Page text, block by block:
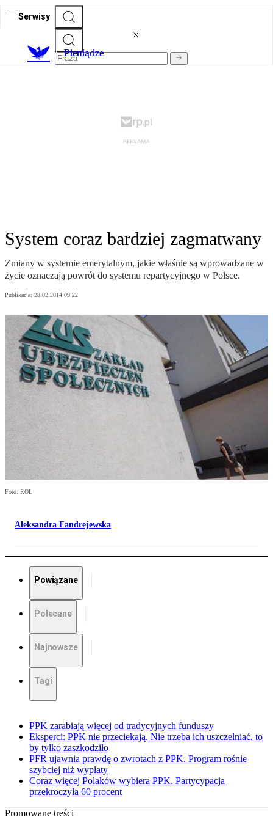
Serwisy
Pieniądze
System coraz bardziej zagmatwany
Zmiany w systemie emerytalnym, jakie właśnie są wprowadzane w
życie oznaczają powrót do systemu repartycyjnego w Polsce.
Publikacja: 28.02.2014 09:22
Foto: ROL
Aleksandra Fandrejewska
Powiązane
Polecane
Najnowsze
Tagi
PPK zarabiają więcej od tradycyjnych funduszy
Eksperci: PPK nie przeciekają. Nie trzeba ich uszczelniać, to
by tylko zaszkodziło
PFR ujawnia prawdę o zwrotach z PPK. Program rośnie
szybciej niż wypłaty
Coraz więcej Polaków wybiera PPK. Partycypacja
przekroczyła 60 procent
Promowane treści